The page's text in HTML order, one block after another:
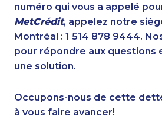
1-587-328-6625
1-438-230-2009
1-
1-587-328-6618
1-
1-800-835-7094
1-438-230-2017
1-
1-587-316-3436
numéro qui vous a appelé
MetCrédit, appelez notre
Montréal : 1 514 878 9444.
pour répondre aux questions
une solution.
Occupons-nous de cette
à vous faire avancer!